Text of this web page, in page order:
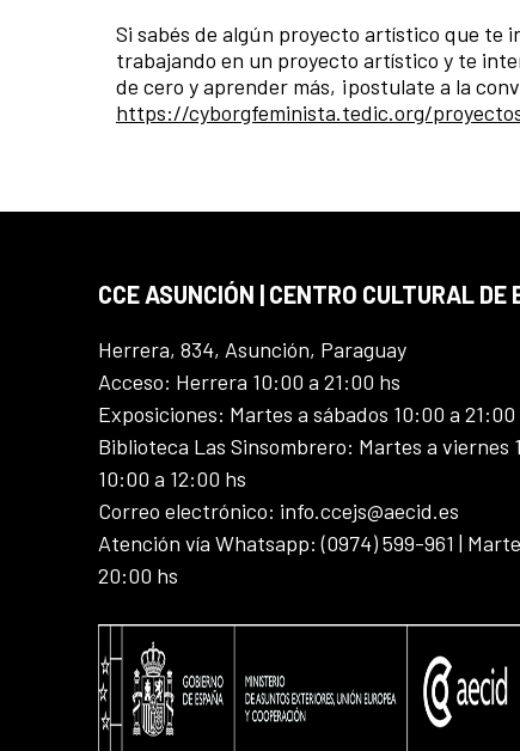
Si sabés de algún proyecto artístico que te
trabajando en un proyecto artístico y te
de cero y aprender más, ¡postulate a la
https://cyborgfeminista.tedic.org/
CCE ASUNCIÓN | CENTRO CULTURAL DE
Herrera, 834, Asunción, Paraguay
Acceso: Herrera 10:00 a 21:00 hs
Exposiciones: Martes a sábados 10:00 a 21:00
Biblioteca Las Sinsombrero: Martes a viernes
10:00 a 12:00 hs
Correo electrónico: info.ccejs@aecid.es
Atención vía Whatsapp: (0974) 599-961 |
20:00 hs